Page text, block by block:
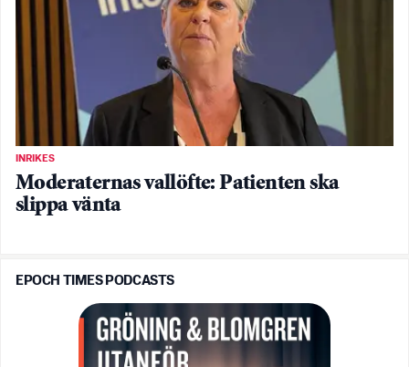
INRIKES
Moderaternas vallöfte: Patienten ska
slippa vänta
EPOCH TIMES PODCASTS